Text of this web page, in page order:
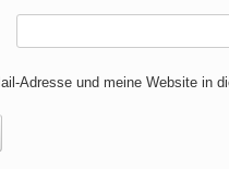
Adresse und meine Website in